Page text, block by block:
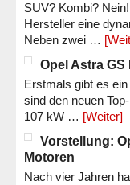
SUV? Kombi?
Hersteller eine
Neben zwei …
Opel Astra
Erstmals gibt es
sind den neuen
107 kW … [Weiter]
Vorstellung:
Motoren
Nach vier Jahren